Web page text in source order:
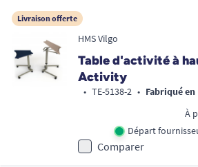
Livraison offerte
HMS Vilgo
Table d'activité à
Activity
• TE-5138-2 • Fabriqué en
À
Départ
Comparer